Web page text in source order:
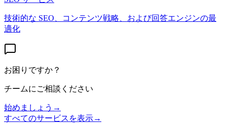
技術的な SEO、コンテンツ戦略、および回答エンジンの最
適化
お困りですか？
チームにご相談ください
始めましょう →
すべてのサービスを表示→